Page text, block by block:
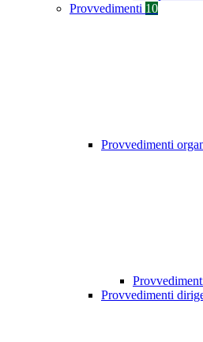
Provvedimenti 10
Provvedimenti
Provvedimenti